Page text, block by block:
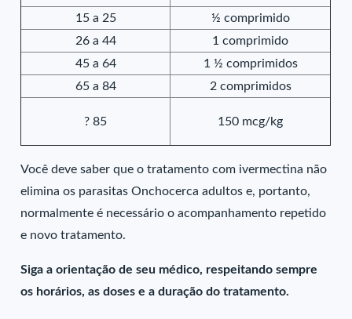
15 a 25
½ comprimido
26 a 44
1 comprimido
45 a 64
1 ½ comprimidos
65 a 84
2 comprimidos
? 85 150 mcg/kg
Você deve saber que o tratamento com ivermectina não
elimina os parasitas Onchocerca adultos e, portanto,
normalmente é necessário o acompanhamento repetido
e novo tratamento.
Siga a orientação de seu médico, respeitando sempre
os horários, as doses e a duração do tratamento.